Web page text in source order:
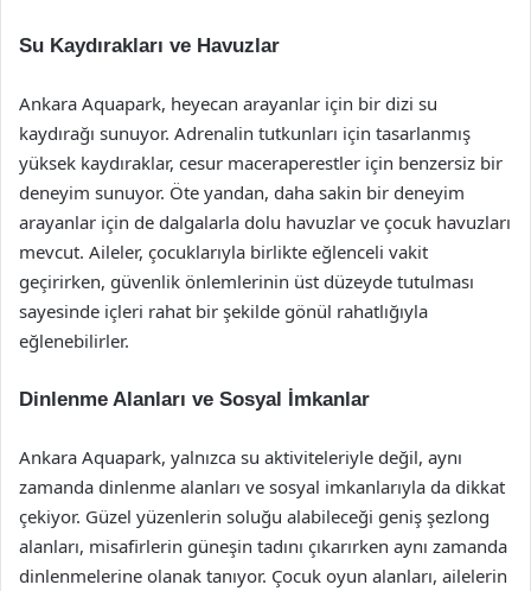
Su Kaydırakları ve Havuzlar
Ankara Aquapark, heyecan arayanlar için bir dizi su
kaydırağı sunuyor. Adrenalin tutkunları için tasarlanmış
yüksek kaydıraklar, cesur maceraperestler için benzersiz bir
deneyim sunuyor. Öte yandan, daha sakin bir deneyim
arayanlar için de dalgalarla dolu havuzlar ve çocuk havuzları
mevcut. Aileler, çocuklarıyla birlikte eğlenceli vakit
geçirirken, güvenlik önlemlerinin üst düzeyde tutulması
sayesinde içleri rahat bir şekilde gönül rahatlığıyla
eğlenebilirler.
Dinlenme Alanları ve Sosyal İmkanlar
Ankara Aquapark, yalnızca su aktiviteleriyle değil, aynı
zamanda dinlenme alanları ve sosyal imkanlarıyla da dikkat
çekiyor. Güzel yüzenlerin soluğu alabileceği geniş şezlong
alanları, misafirlerin güneşin tadını çıkarırken aynı zamanda
dinlenmelerine olanak tanıyor. Çocuk oyun alanları, ailelerin